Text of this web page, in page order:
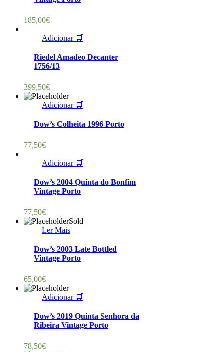
185,00€
Adicionar 🛒
Riedel Amadeo Decanter
1756/13
399,50€
Adicionar 🛒
Dow’s Colheita 1996 Porto
77,50€
Adicionar 🛒
Dow’s 2004 Quinta do Bonfim
Vintage Porto
77,50€
Sold
Ler Mais
Dow’s 2003 Late Bottled
Vintage Porto
65,00€
Adicionar 🛒
Dow’s 2019 Quinta Senhora da
Ribeira Vintage Porto
78,50€